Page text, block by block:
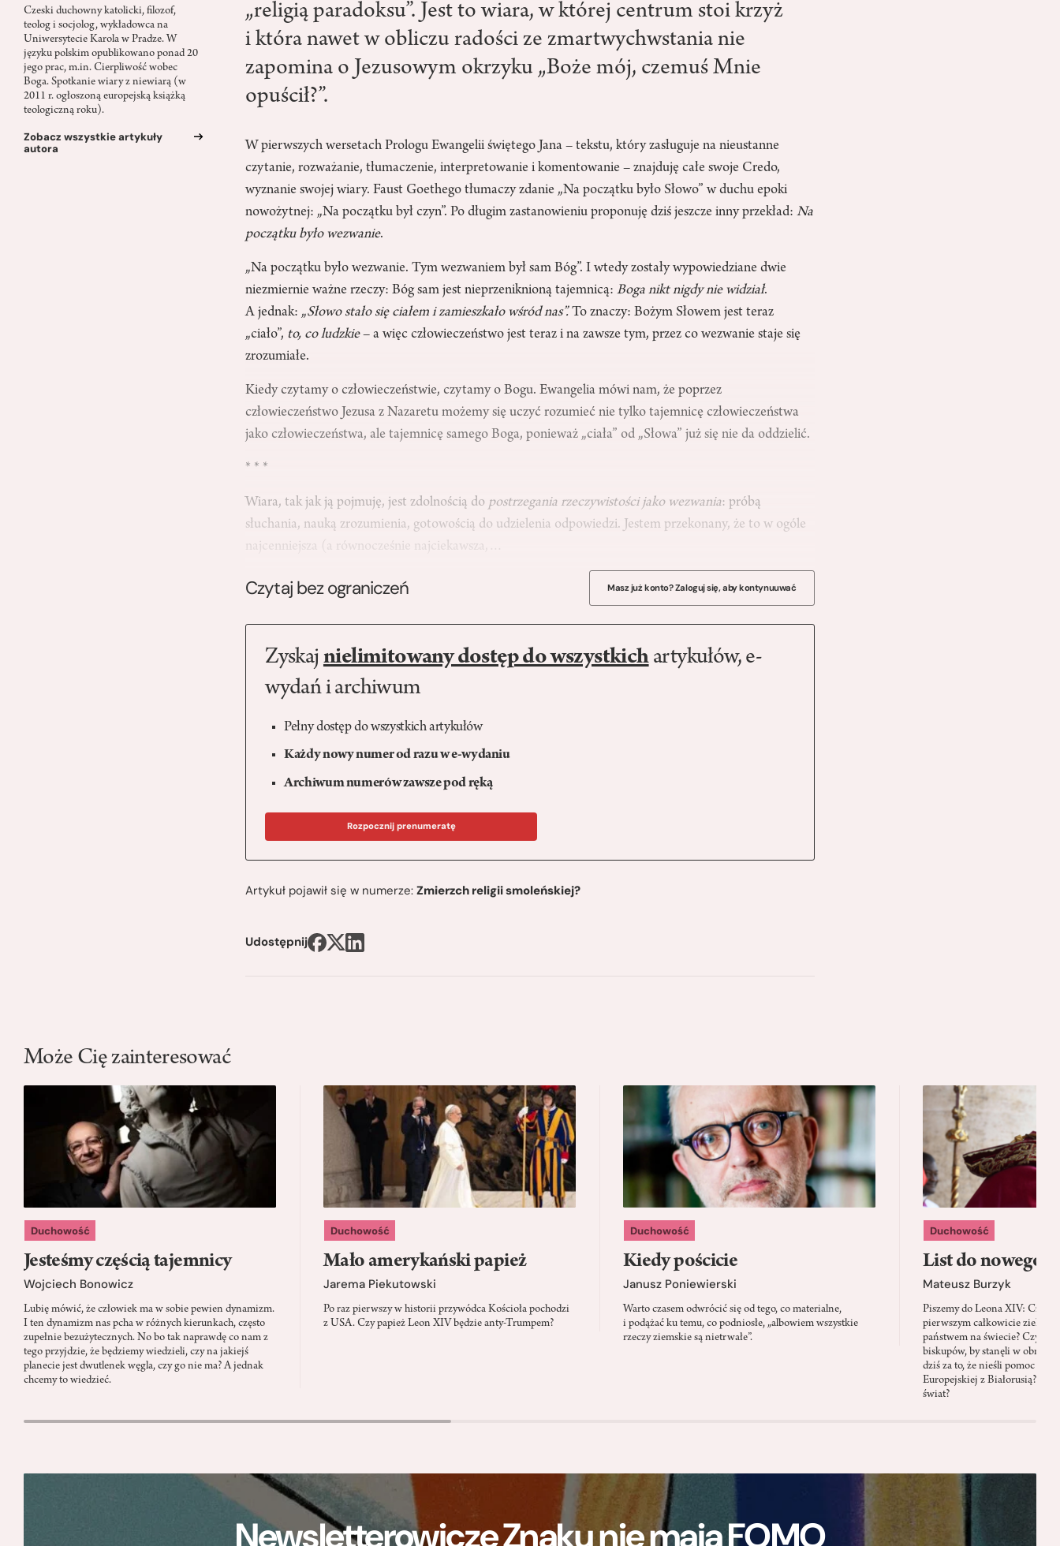
Czeski duchowny katolicki, filozof,
teolog i socjolog, wykładowca na
Uniwersytecie Karola w Pradze. W
języku polskim opublikowano ponad 20
jego prac, m.in. Cierpliwość wobec
Boga. Spotkanie wiary z niewiarą (w
2011 r. ogłoszoną europejską książką
teologiczną roku).
Zobacz wszystkie artykuły
autora
„religią paradoksu”. Jest to wiara, w której centrum stoi krzyż
i która nawet w obliczu radości ze zmartwychwstania nie
zapomina o Jezusowym okrzyku „Boże mój, czemuś Mnie
opuścił?”.
W pierwszych wersetach Prologu Ewangelii świętego Jana – tekstu, który zasługuje na nieustanne
czytanie, rozważanie, tłumaczenie, interpretowanie i komentowanie – znajduję całe swoje Credo,
wyznanie swojej wiary. Faust Goethego tłumaczy zdanie „Na początku było Słowo” w duchu epoki
nowożytnej: „Na początku był czyn”. Po długim zastanowieniu proponuję dziś jeszcze inny przekład:Na
początku było wezwanie.
„Na początku było wezwanie. Tym wezwaniem był sam Bóg”. I wtedy zostały wypowiedziane dwie
niezmiernie ważne rzeczy: Bóg sam jest nieprzeniknioną tajemnicą:Boga nikt nigdy nie widział.
A jednak: „Słowo stało się ciałem i zamieszkało wśród nas”.To znaczy: Bożym Słowem jest teraz
„ciało”, to, co ludzkie– a więc człowieczeństwo jest teraz i na zawsze tym, przez co wezwanie staje się
zrozumiałe.
Kiedy czytamy o człowieczeństwie, czytamy o Bogu. Ewangelia mówi nam, że poprzez
człowieczeństwo Jezusa z Nazaretu możemy się uczyć rozumieć nie tylko tajemnicę człowieczeństwa
jako człowieczeństwa, ale tajemnicę samego Boga, ponieważ „ciała” od „Słowa” już się nie da oddzielić.
* * *
Wiara, tak jak ją pojmuję, jest zdolnością do postrzegania rzeczywistości jako wezwania: próbą
słuchania, nauką zrozumienia, gotowością do udzielenia odpowiedzi. Jestem przekonany, że to w ogóle
najcenniejsza (a równocześnie najciekawsza,…
Czytaj bez ograniczeń Masz już konto? Zaloguj się, aby kontynuuwać
Zyskaj nielimitowany dostęp do wszystkichartykułów, e-
wydań i archiwum
Pełny dostęp do wszystkich artykułów
Każdy nowy numer od razu w e-wydaniu
Archiwum numerów zawsze pod ręką
Rozpocznij prenumeratę
Artykuł pojawił się w numerze:Zmierzch religii smoleńskiej?
Udostępnij
Może Cię zainteresować
Duchowość
Jesteśmy częścią tajemnicy
Wojciech Bonowicz
Lubię mówić, że człowiek ma w sobie pewien dynamizm.
I ten dynamizm nas pcha w różnych kierunkach, często
zupełnie bezużytecznych. No bo tak naprawdę co nam z
tego przyjdzie, że będziemy wiedzieli, czy na jakiejś
planecie jest dwutlenek węgla, czy go nie ma? A jednak
chcemy to wiedzieć.
Duchowość
Mało amerykański papież
Jarema Piekutowski
Po raz pierwszy w historii przywódca Kościoła pochodzi
z USA. Czy papież Leon XIV będzie anty-Trumpem?
Duchowość
Kiedy pościcie
Janusz Poniewierski
Warto czasem odwrócić się od tego, co materialne,
i podążać ku temu, co podniosłe, „albowiem wszystkie
rzeczy ziemskie są nietrwałe”.
Duchowość
List do nowego
Mateusz Burzyk
Piszemy do Leona XIV: Czy
pierwszym całkowicie
państwem na świecie? Czy
biskupów, by stanęli w
dziś za to, że nieśli pomoc
Europejskiej z Białorusią? Czy
świat?
Newsletterowicze Znaku nie mają FOMO